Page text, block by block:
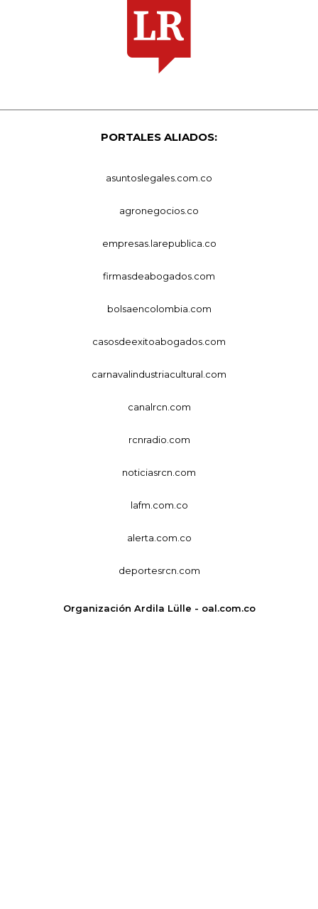
PORTALES ALIADOS:
asuntoslegales.com.co
agronegocios.co
empresas.larepublica.co
firmasdeabogados.com
bolsaencolombia.com
casosdeexitoabogados.com
carnavalindustriacultural.com
canalrcn.com
rcnradio.com
noticiasrcn.com
lafm.com.co
alerta.com.co
deportesrcn.com
Organización Ardila Lülle - oal.com.co